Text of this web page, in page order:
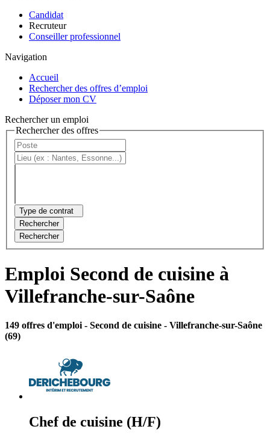
Candidat
Recruteur
Conseiller professionnel
Navigation
Accueil
Rechercher des offres d’emploi
Déposer mon CV
Rechercher un emploi
Rechercher des offres
Type de contrat
Rechercher
Rechercher
Emploi Second de cuisine à
Villefranche-sur-Saône
149 offres d'emploi - Second de cuisine - Villefranche-sur-Saône
(69)
Chef de cuisine (H/F)